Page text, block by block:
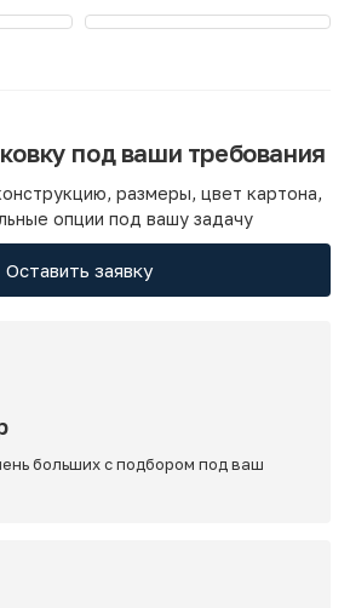
под ваши требования
размеры, цвет картона,
опции под вашу задачу
Оставить заявку
больших с подбором под ваш